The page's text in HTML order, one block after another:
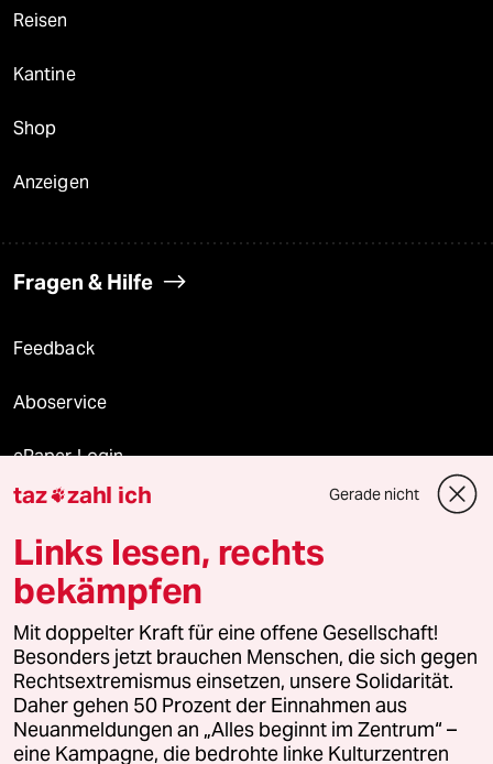
Reisen
Kantine
Shop
Anzeigen
Fragen & Hilfe
Feedback
Aboservice
ePaper Login
Downloads für Abonnierende
© 2026 taz Verlags und Vertriebs GmbH
Alle Rechte vorbehalten. Bei rechtlichen Fragen oder für Genehmigungen
wenden Sie sich bitte an lizenzen@taz.de
Feedback Redaktionsstatut Kommune-Richtlinien
taz zahl ich Gerade nicht
Links lesen, rechts
bekämpfen
Mit doppelter Kraft für eine offene Gesellschaft!
Besonders jetzt brauchen Menschen, die sich gegen
Rechtsextremismus einsetzen, unsere Solidarität.
Daher gehen 50 Prozent der Einnahmen aus
Neuanmeldungen an „Alles beginnt im Zentrum“ –
eine Kampagne, die bedrohte linke Kulturzentren